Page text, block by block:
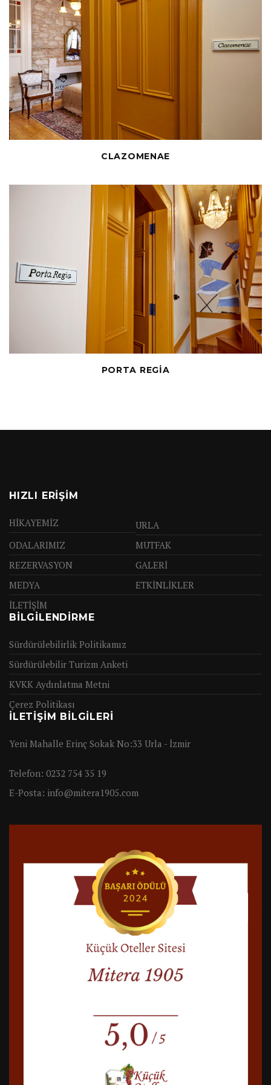
CLAZOMENAE
PORTA REGİA
HIZLI ERIŞIM
HİKAYEMİZ
URLA
ODALARIMIZ
MUTFAK
REZERVASYON
GALERİ
MEDYA
ETKİNLİKLER
İLETİŞİM
BİLGİLENDİRME
Sürdürülebilirlik Politikamız
Sürdürülebilir Turizm Anketi
KVKK Aydınlatma Metni
Çerez Politikası
İLETIŞIM BILGILERI
Yeni Mahalle Erinç Sokak No:33 Urla - İzmir
Telefon: 0232 754 35 19
E-Posta: info@mitera1905.com